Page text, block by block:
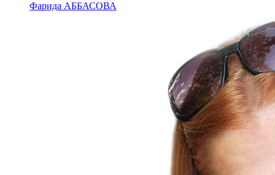
Фарида АББАСОВА